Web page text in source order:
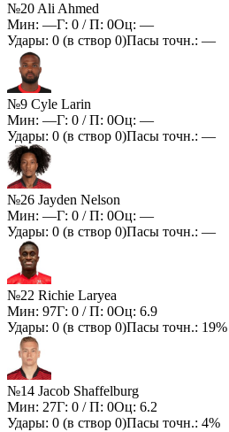
№20 Ali Ahmed
Мин: —Г: 0 / П: 0Оц: —
Удары: 0 (в створ 0)Пасы точн.: —
№9 Cyle Larin
Мин: —Г: 0 / П: 0Оц: —
Удары: 0 (в створ 0)Пасы точн.: —
№26 Jayden Nelson
Мин: —Г: 0 / П: 0Оц: —
Удары: 0 (в створ 0)Пасы точн.: —
№22 Richie Laryea
Мин: 97Г: 0 / П: 0Оц: 6.9
Удары: 0 (в створ 0)Пасы точн.: 19%
№14 Jacob Shaffelburg
Мин: 27Г: 0 / П: 0Оц: 6.2
Удары: 0 (в створ 0)Пасы точн.: 4%